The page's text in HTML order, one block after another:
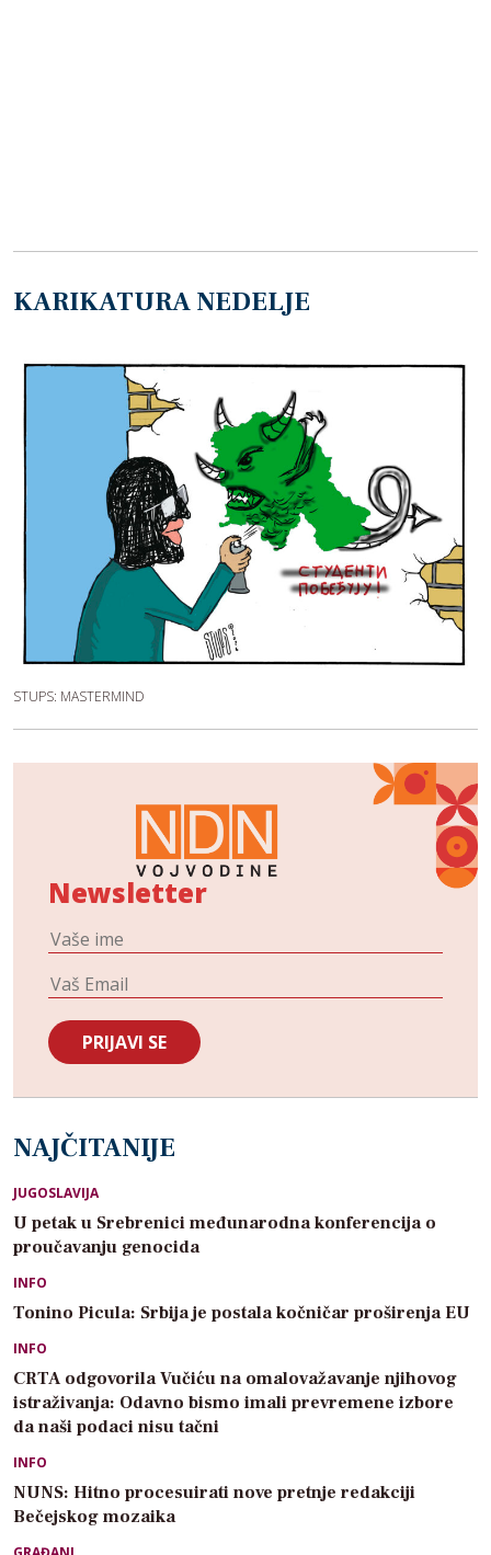
KARIKATURA NEDELJE
STUPS: MASTERMIND
Newsletter
NAJČITANIJE
JUGOSLAVIJA
U petak u Srebrenici međunarodna konferencija o
proučavanju genocida
INFO
Tonino Picula: Srbija je postala kočničar proširenja EU
INFO
CRTA odgovorila Vučiću na omalovažavanje njihovog
istraživanja: Odavno bismo imali prevremene izbore
da naši podaci nisu tačni
INFO
NUNS: Hitno procesuirati nove pretnje redakciji
Bečejskog mozaika